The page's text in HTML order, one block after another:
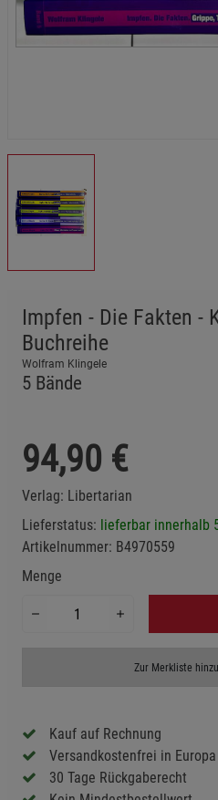
Impfen - Die Fakten -
Buchreihe
Wolfram Klingele
5 Bände
94,90 €
Verlag: Libertarian
Lieferstatus: lieferbar innerhalb
Artikelnummer: B4970559
Menge
Zur Merkliste
Kauf auf Rechnung
Versandkostenfrei in Europa
30 Tage Rückgaberecht